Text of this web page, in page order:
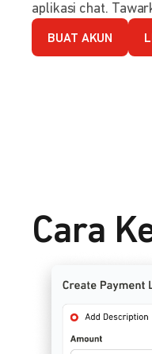
aplikasi chat.
BUAT AKUN
Cara